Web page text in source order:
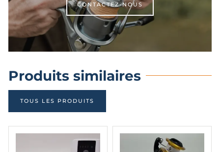
CONTACTEZ-NOUS
Produits similaires
TOUS LES PRODUITS